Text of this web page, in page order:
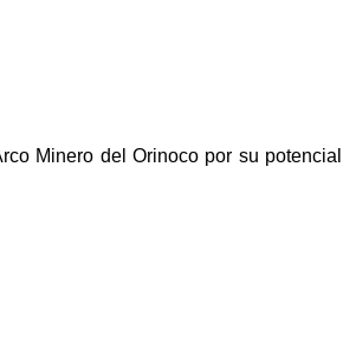
Minero del Orinoco por su potencial